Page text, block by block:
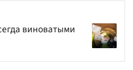
виноватыми